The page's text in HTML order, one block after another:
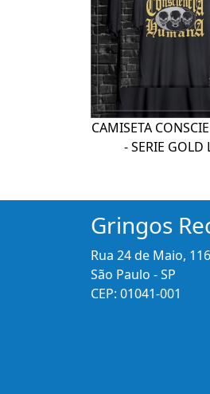
CAMISETA
- SERIE GOLD
Gringos
Rua 24 de Maio,
São Paulo - SP
CEP: 01041-001